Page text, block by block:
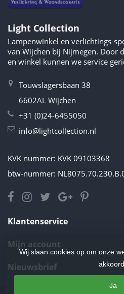
Light Collection
Lampenwinkel en verlichtings-
van Wijchen bij Nijmegen. Door
en winkel kunnen we service
Touwslagersbaan 38
6602AL Wijchen
+31 (0)24-6455050
info@lightcollection.nl
KVK nummer: KVK 09103368
btw-nummer:
Klantenservice
Mijn account
Nieuwsbrief
Wij slaan cookies op om onze
Ja